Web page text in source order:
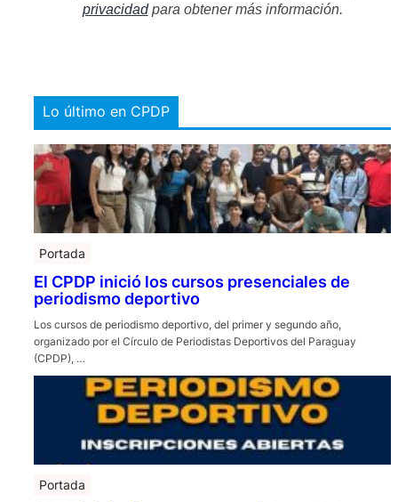
privacidadpara obtener más información.
Lo último en CPDP
Portada
El CPDP inició los cursos presenciales de
periodismo deportivo
Los cursos de periodismo deportivo, del primer y segundo año,
organizado por el Círculo de Periodistas Deportivos del Paraguay
(CPDP), …
Portada